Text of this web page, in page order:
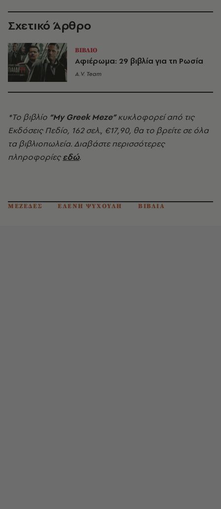
Σχετικό Άρθρο
ΒΙΒΛΙΟ
Αφιέρωμα: 29 βιβλία για τη Ρωσία
A.V. Team
*Το βιβλίο “My Greek Meze”κυκλοφορεί από τις
Εκδόσεις Πεδίο, 162 σελ., €17,90, θα το βρείτε σε όλα
τα βιβλιοπωλεία. Διαβάστε περισσότερες
πληροφορίεςεδώ.
ΜΕΖΕΔΕΣ ΕΛΕΝΗ ΨΥΧΟΥΛΗ ΒΙΒΛΙΑ